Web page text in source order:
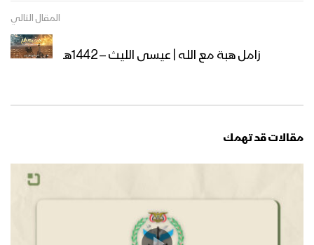
المقال التالي
زامل هبة مع الله | عيسى الليث – 1442هـ
مقالات قد تهمك